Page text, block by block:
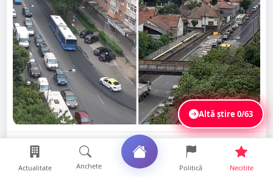
Distribuie
Altă știre0/63
Actualitate Anchete Politică Necitite